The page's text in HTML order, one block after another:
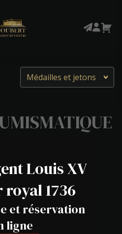
Médailles et jetons
Louis XV
1736
et réservation
ligne